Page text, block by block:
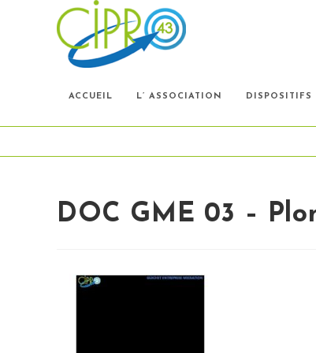
ACCUEIL L’ ASSOCIATION DISPOSITIFS
DOC GME 03 –